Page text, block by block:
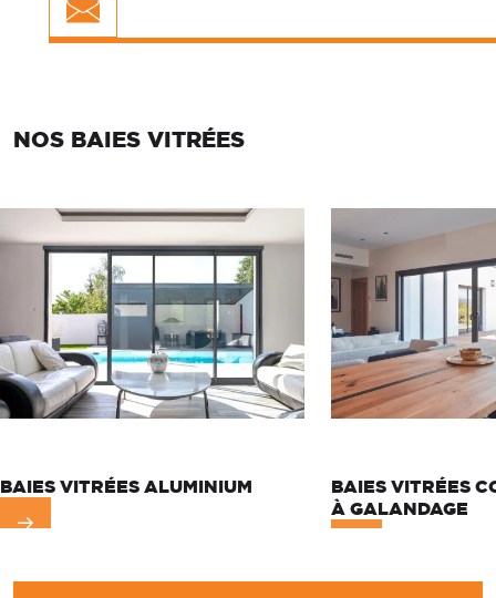
NOS BAIES VITRÉES
BAIES VITRÉES ALUMINIUM
BAIES VITRÉES
À GALANDAGE